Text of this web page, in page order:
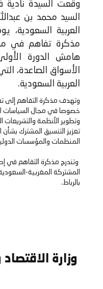
وقعت السيدة نادية
السيد محمد بن
مذكرة تفاهم في
هامش الدورة
الأسواق الصاعدة،
العربية السعودية.
وتهدف مذكرة التفاهم إلى
خصوصا في مجال السياسات
وتطوير الأنظمة والتشريعات
تعزيز التنسيق المشترك بشأن
المنظمات والمؤسسات
بالرباط.
وزارة